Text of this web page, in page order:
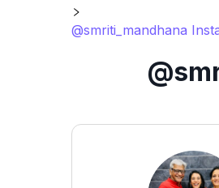
@smriti_mandhana